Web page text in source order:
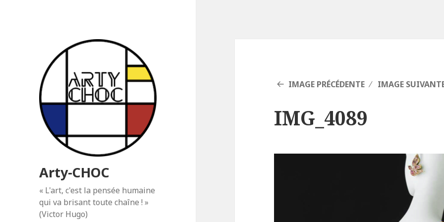
Arty-CHOC
« L'art, c'est la pensée humaine
qui va brisant toute chaîne ! »
(Victor Hugo)
IMAGE PRÉCÉDENTE IMAGE
IMG_4089